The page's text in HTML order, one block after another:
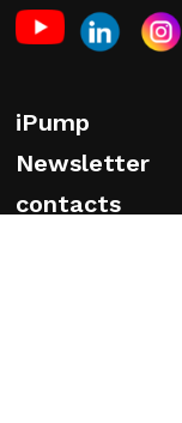
iPump
Newsletter
contacts